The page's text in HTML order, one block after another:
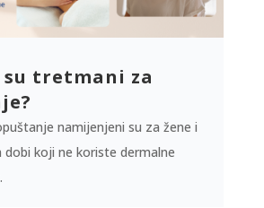
su tretmani za
namijenjeni su za žene i
dobi koji ne koriste dermalne